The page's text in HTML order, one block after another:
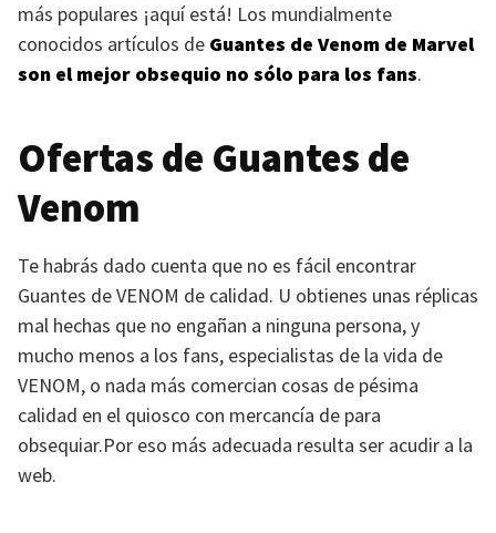
más populares ¡aquí está! Los mundialmente
conocidos artículos de Guantes de Venom de Marvel
son el mejor obsequio no sólo para los fans.
Ofertas de Guantes de
Venom
Te habrás dado cuenta que no es fácil encontrar
Guantes deVENOM de calidad. U obtienes unas réplicas
mal hechas que no engañan a ninguna persona, y
mucho menos a los fans, especialistas de la vida de
VENOM, o nada más comercian cosas de pésima
calidad en el quiosco con mercancía de para
obsequiar.Por eso más adecuada resulta ser acudir a la
web.